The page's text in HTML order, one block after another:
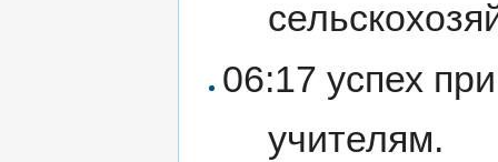
06:17 успех
учителям.